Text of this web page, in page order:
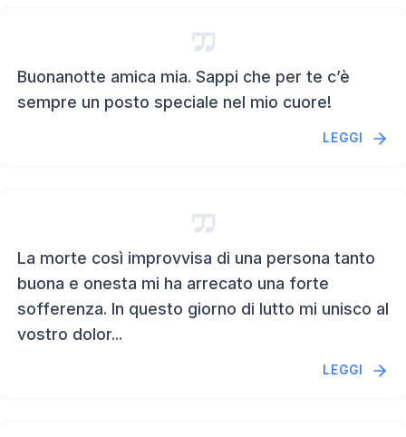
Buonanotte amica mia. Sappi che per te c’è
sempre un posto speciale nel mio cuore!
LEGGI
La morte così improvvisa di una persona tanto
buona e onesta mi ha arrecato una forte
sofferenza. In questo giorno di lutto mi unisco al
vostro dolor...
LEGGI